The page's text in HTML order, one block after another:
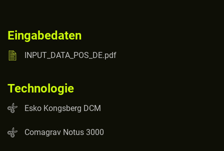
Eingabedaten
INPUT_DATA_POS_DE.pdf
Technologie
Esko Kongsberg DCM
Comagrav Notus 3000